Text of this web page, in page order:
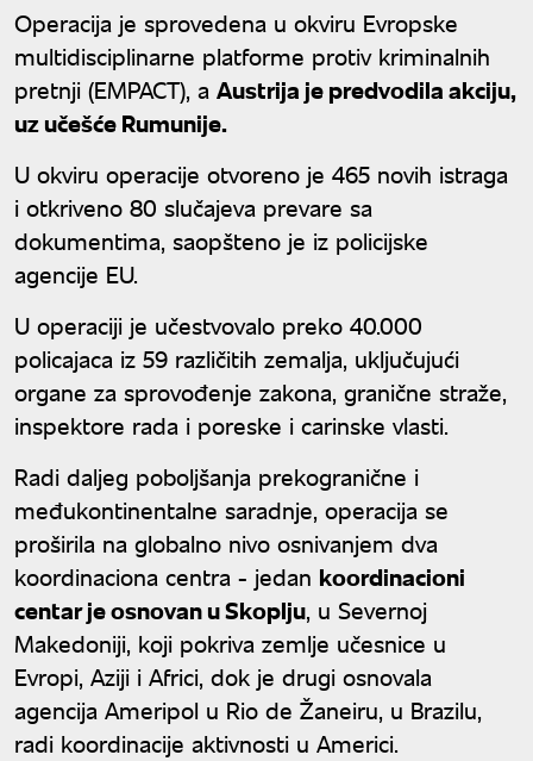
Operacija je sprovedena u okviru Evropske
multidisciplinarne platforme protiv kriminalnih
pretnji (EMPACT), a Austrija je predvodila akciju,
uz učešće Rumunije.
U okviru operacije otvoreno je 465 novih istraga
i otkriveno 80 slučajeva prevare sa
dokumentima, saopšteno je iz policijske
agencije EU.
U operaciji je učestvovalo preko 40.000
policajaca iz 59 različitih zemalja, uključujući
organe za sprovođenje zakona, granične straže,
inspektore rada i poreske i carinske vlasti.
Radi daljeg poboljšanja prekogranične i
međukontinentalne saradnje, operacija se
proširila na globalno nivo osnivanjem dva
koordinaciona centra - jedan koordinacioni
centar je osnovan u Skoplju, u Severnoj
Makedoniji, koji pokriva zemlje učesnice u
Evropi, Aziji i Africi, dok je drugi osnovala
agencija Ameripol u Rio de Žaneiru, u Brazilu,
radi koordinacije aktivnosti u Americi.